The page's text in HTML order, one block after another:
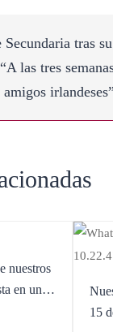
Secundaria tras su
las tres
nuestros
en una
15